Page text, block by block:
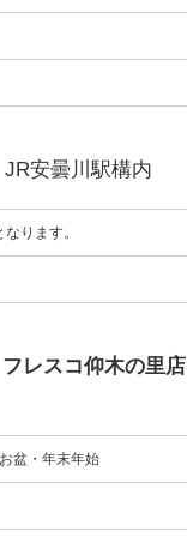
JR安曇川駅構内
ります。
レスコ仰木の里
盆・年末年始